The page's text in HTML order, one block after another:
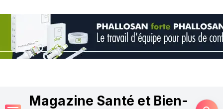
Magazine Santé et Bien-